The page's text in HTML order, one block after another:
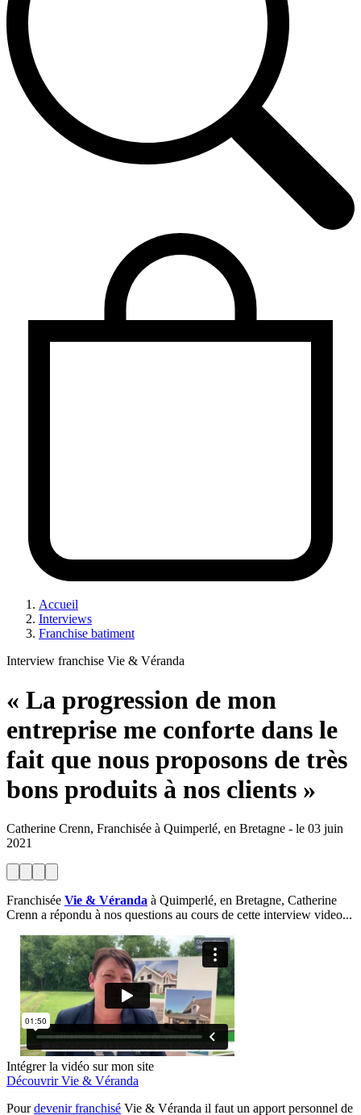
Accueil
Interviews
Franchise batiment
Interview franchise Vie & Véranda
« La progression de mon
entreprise me conforte dans le
fait que nous proposons de très
bons produits à nos clients »
Catherine Crenn, Franchisée à Quimperlé, en Bretagne - le 03 juin
2021
Franchisée Vie & Véranda à Quimperlé, en Bretagne, Catherine
Crenn a répondu à nos questions au cours de cette interview video...
Intégrer la vidéo sur mon site
Découvrir Vie & Véranda
Pourdevenir franchisé Vie & Véranda il faut un apport personnel de